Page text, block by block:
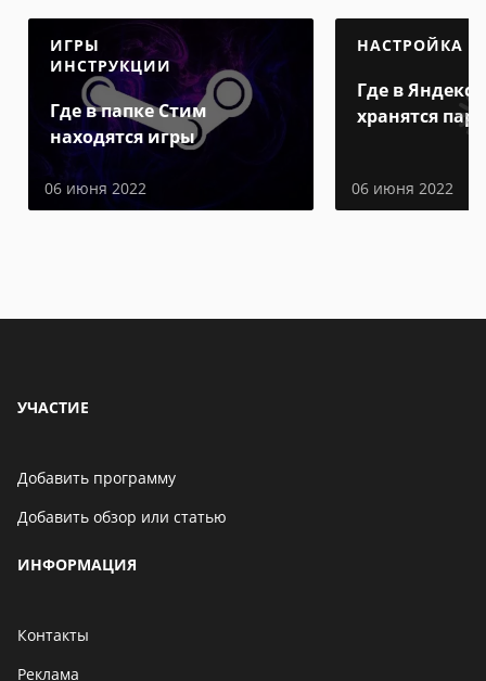
ИГРЫ
ИНСТРУКЦИИ
Где в папке Стим
находятся игры
06 июня 2022
НАСТРОЙКА
Где в Яндекс
хранятся
06 июня 2022
УЧАСТИЕ
Добавить программу
Добавить обзор или статью
ИНФОРМАЦИЯ
Контакты
Реклама